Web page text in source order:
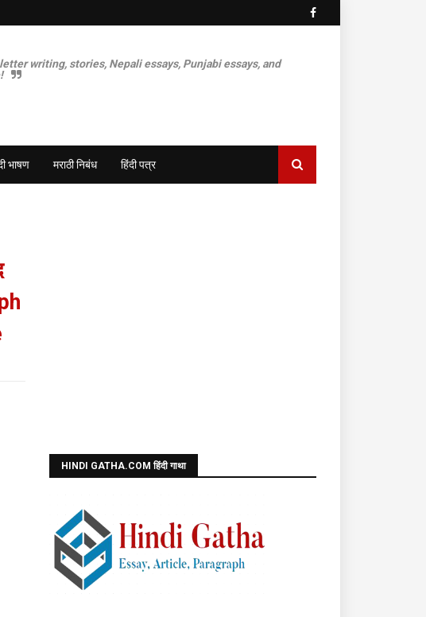
writing, stories, Nepali essays, Punjabi essays, and
भाषण मराठी निबंध हिंदी पत्र
HINDI GATHA.COM हिंदी गाथा